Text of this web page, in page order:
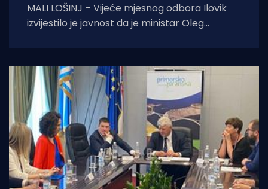
MALI LOŠINJ – Vijeće mjesnog odbora Ilovik
izvijestilo je javnost da je ministar Oleg